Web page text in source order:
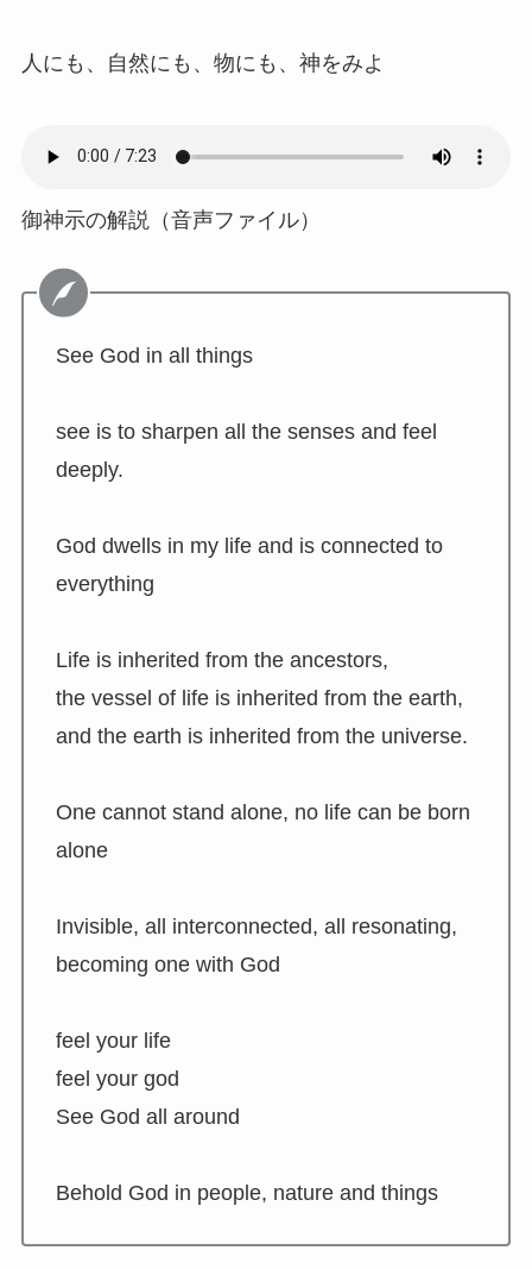
人にも、自然にも、物にも、神をみよ
御神示の解説（音声ファイル）
See God in all things
see is to sharpen all the senses and feel
deeply.
God dwells in my life and is connected to
everything
Life is inherited from the ancestors,
the vessel of life is inherited from the earth,
and the earth is inherited from the universe.
One cannot stand alone, no life can be born
alone
Invisible, all interconnected, all resonating,
becoming one with God
feel your life
feel your god
See God all around
Behold God in people, nature and things